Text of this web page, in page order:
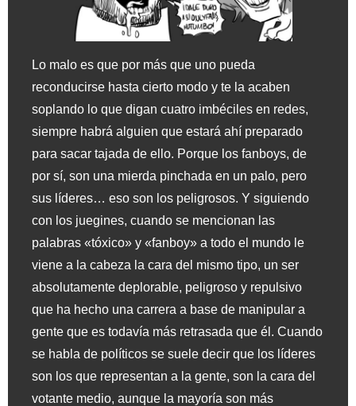
Lo malo es que por más que uno pueda
reconducirse hasta cierto modo y te la acaben
soplando lo que digan cuatro imbéciles en redes,
siempre habrá alguien que estará ahí preparado
para sacar tajada de ello. Porque los fanboys, de
por sí, son una mierda pinchada en un palo, pero
sus líderes… eso son los peligrosos. Y siguiendo
con los juegines, cuando se mencionan las
palabras «tóxico» y «fanboy» a todo el mundo le
viene a la cabeza la cara del mismo tipo, un ser
absolutamente deplorable, peligroso y repulsivo
que ha hecho una carrera a base de manipular a
gente que es todavía más retrasada que él. Cuando
se habla de políticos se suele decir que los líderes
son los que representan a la gente, son la cara del
votante medio, aunque la mayoría son más